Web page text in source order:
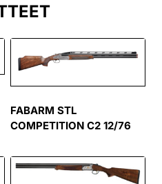
FABARM STL
COMPETITION C2 12/76